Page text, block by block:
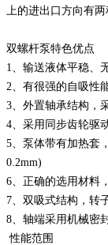
上的进出口方向有
双螺杆泵特色优点
1、输送液体平稳、
2、有很强的自吸性
3、外置轴承结构，
4、采用同步齿轮驱
5、泵体带有加热套
0.2mm)
6、正确的选用材料
7、双吸式结构，转
8、轴端采用机械密
性能范围